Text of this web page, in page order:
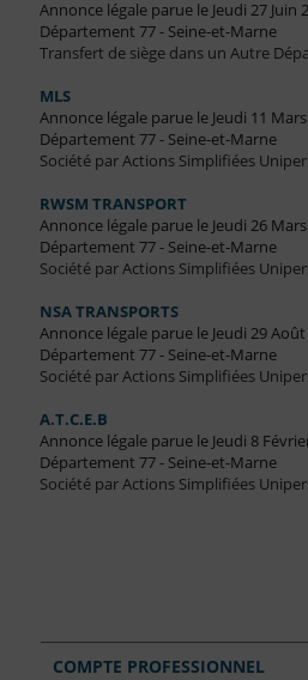
Annonce légale parue le Jeudi 27 Juin
Département 77 - Seine-et-Marne
Transfert de siège dans un Autre
MLS
Annonce légale parue le Jeudi 11 Mars
Département 77 - Seine-et-Marne
Société par Actions Simplifiées
RWSM TRANSPORT
Annonce légale parue le Jeudi 26
Département 77 - Seine-et-Marne
Société par Actions Simplifiées
NSA TRANSPORTS
Annonce légale parue le Jeudi 29 Août
Département 77 - Seine-et-Marne
Société par Actions Simplifiées
A.T.C.E.B
Annonce légale parue le Jeudi 8
Département 77 - Seine-et-Marne
Société par Actions Simplifiées
COMPTE PROFESSIONNEL